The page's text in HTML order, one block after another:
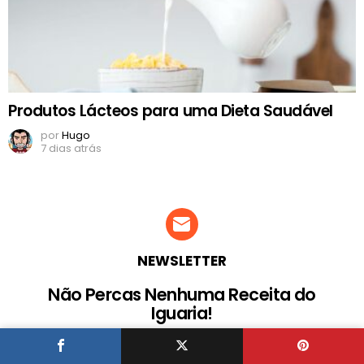
Produtos Lácteos para uma Dieta Saudável
porHugo
7 dias atrás
NEWSLETTER
Não Percas Nenhuma Receita do
Iguaria!
Envia o teu endereço de email para receberes receitas,